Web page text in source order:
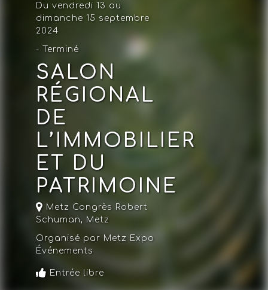
Du vendredi 13 au
dimanche 15 septembre
2024
- Terminé
SALON
RÉGIONAL
DE
L’IMMOBILIER
ET DU
PATRIMOINE
Metz Congrès Robert
Schuman, Metz
Organisé par Metz Expo
Événements
Entrée libre